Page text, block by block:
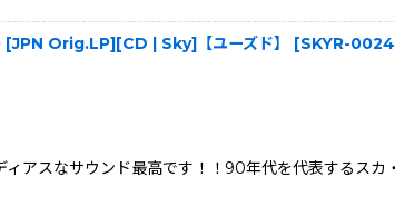
Orig.LP][CD | Sky]【ユーズド】 [SKYR-0024
ィアスなサウンド最高です！！90年代を代表する